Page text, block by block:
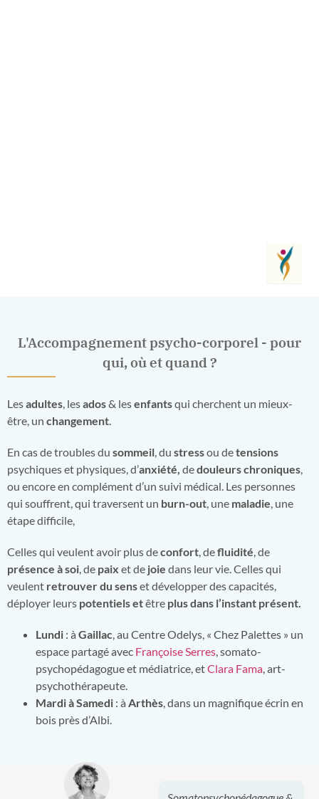
L'Accompagnement psycho-corporel - pour
qui, où et quand ?
Lesadultes , lesados& lesenfantsqui cherchent un mieux-
être, un changement
En cas de troubles du sommeil , du stressou detensions
psychiques et physiques, d’anxiété, dedouleurs chroniques
ou encore en complément d’un suivi médical. Les personnes
qui souffrent, qui traversent un burn-out , une maladie , une
étape difficile,
Celles qui veulent avoir plus deconfort , defluidité , de
présence à soi , de paix et de joie dans leur vie. Celles qui
veulent retrouver du senset développer des capacités,
déployer leurs potentielsetêtre plus dans l’instant présent.
Lundi : à Gaillac , au Centre Odelys, « Chez Palettes » un
espace partagé avec Françoise Serres , somato-
psychopédagogue et médiatrice, etClara Fama , art-
psychothérapeute.
Mardi à Samedi : à Arthès , dans un magnifique écrin en
bois près d’Albi.